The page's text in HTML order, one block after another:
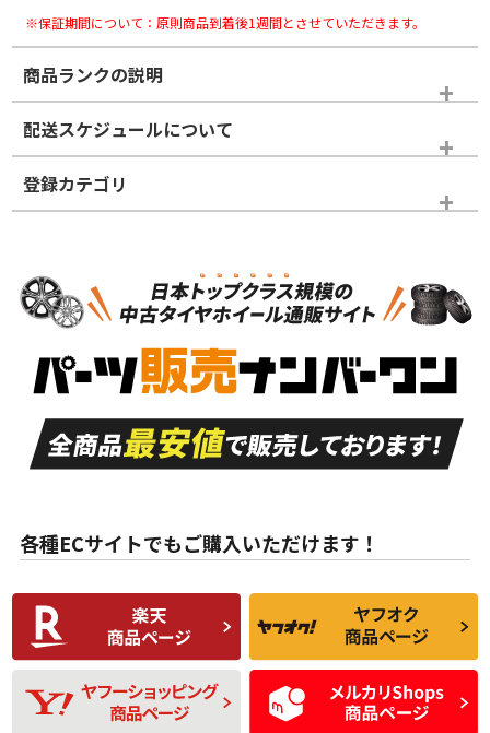
※保証期間について：原則商品到着後1週間とさせていただきます。
商品ランクの説明
※商品ランクは出品者の主観により判断しておりますので、あら
かじめご了承ください。
ホイールランク
S
品）
S
新車外し品（新古
付き
A
走行距離も少なく、
目立つ傷もほとんど
ない中古品
A
走行距離も少なく、
非常に状態の良い中
古品
な中古品
んどない中古品
C
使用感や傷があり、
比較的きれいな中古
品
C
偏磨耗・劣化は感じ
られるが、使用に問
題のない中古品
D
使用感や目立つ傷が
あり、一般的な中古
品
D
残り溝も少なく、偏
磨耗がみられ、短期
間使用できるくらい
の中古品
配送スケジュールについて
登録カテゴリ
ホイールのみ
各種ECサイトでもご購入いただけます！